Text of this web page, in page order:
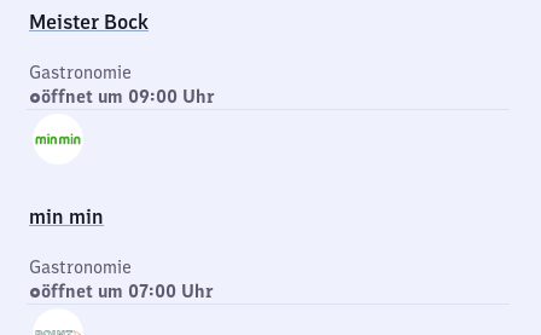
Meister Bock
Gastronomie
öffnet um 09:00 Uhr
min min
Gastronomie
öffnet um 07:00 Uhr